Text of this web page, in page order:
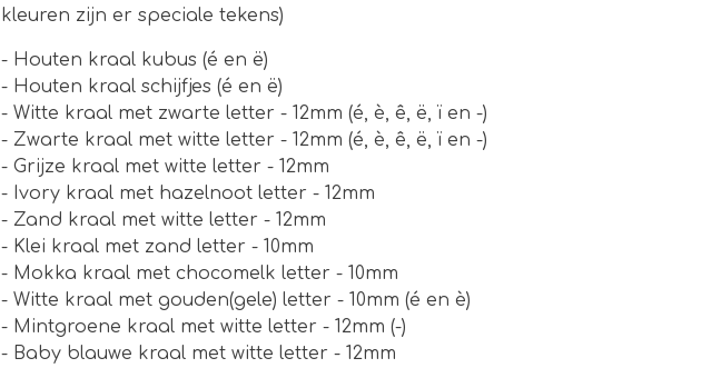
kleuren zijn er speciale tekens)
- Houten kraal kubus (é en ë)
- Houten kraal schijfjes (é en ë)
- Witte kraal met zwarte letter - 12mm (é, è, ê, ë, ï en -)
- Zwarte kraal met witte letter - 12mm (é, è, ê, ë, ï en -)
- Grijze kraal met witte letter - 12mm
- Ivory kraal met hazelnoot letter - 12mm
- Zand kraal met witte letter - 12mm
- Klei kraal met zand letter - 10mm
- Mokka kraal met chocomelk letter - 10mm
- Witte kraal met gouden(gele) letter - 10mm (é en è)
- Mintgroene kraal met witte letter - 12mm (-)
- Baby blauwe kraal met witte letter - 12mm